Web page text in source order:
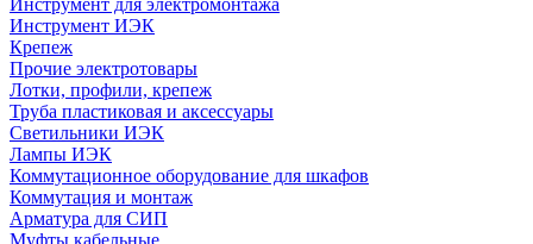
Инструмент ИЭК
Крепеж
Прочие электротовары
Лотки, профили, крепеж
Труба пластиковая и аксессуары
Светильники ИЭК
Лампы ИЭК
Коммутационное оборудование для шкафов
Коммутация и монтаж
Арматура для СИП
Муфты кабельные